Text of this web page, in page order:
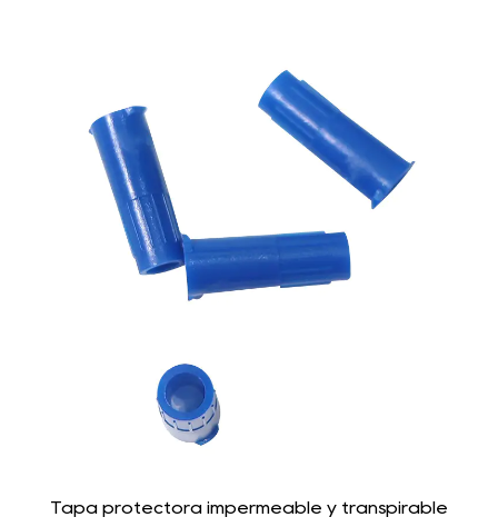
Tapa protectora impermeable y transpirable